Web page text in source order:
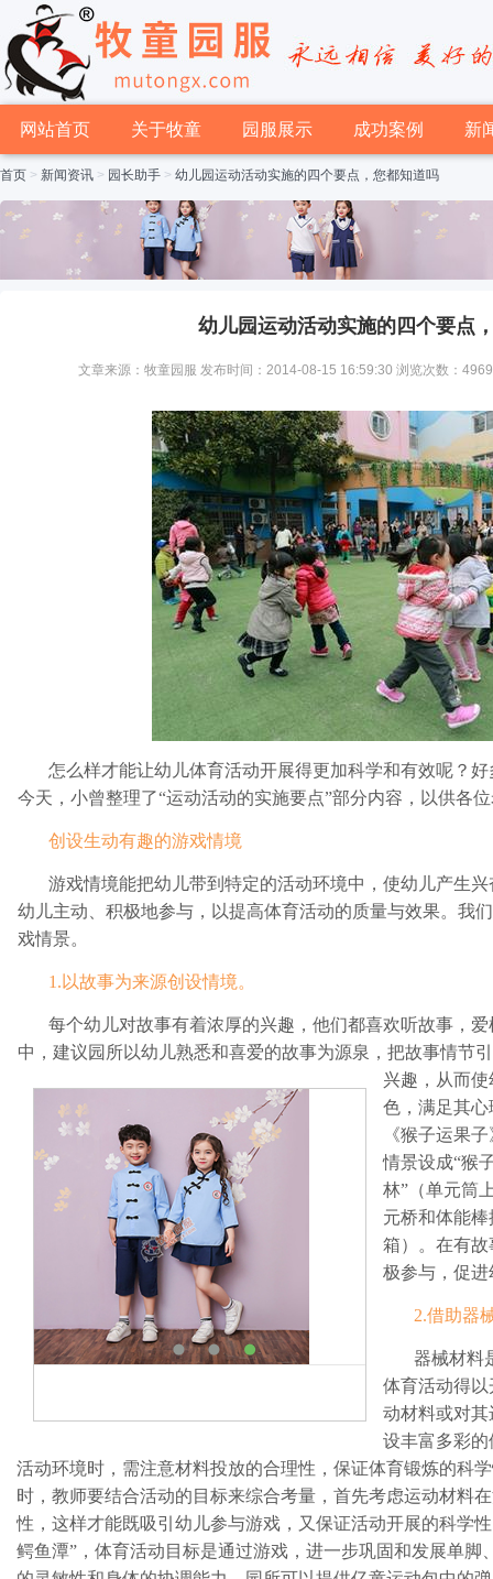
网站首页 关于牧童 园服展示 成功案例 新
首页 > 新闻资讯 > 园长助手 > 幼儿园运动活动实施的四个要点，您都知道吗
幼儿园运动活动实施的四个要点
文章来源：牧童园服 发布时间：2014-08-15 16:59:30 浏览次数：4969
怎么样才能让幼儿体育活动开展得更加科学和有效呢？
今天，小曾整理了“运动活动的实施要点”部分内容，以供各
创设生动有趣的游戏情境
游戏情境能把幼儿带到特定的活动环境中，使幼儿产生
幼儿主动、积极地参与，以提高体育活动的质量与效果。我
戏情景。
1.以故事为来源创设情境。
每个幼儿对故事有着浓厚的兴趣， 他们都喜欢听故事，
中，建议园所以幼儿熟悉和喜爱的故事为源泉，把故事情节
兴趣，从而
色，满足其
《猴子运果
情景设成“猴
林”（单元筒
元桥和体能棒
箱）。在有
极参与，促
2.借助器
器械材料
体育活动得
动材料或对
设丰富多彩
活动环境时，需注意材料投放的合理性，保证体育锻炼的科
时，教师要结合活动的目标来综合考量，首先考虑运动材料
性，这样才能既吸引幼儿参与游戏，又保证活动开展的科学
鳄鱼潭”，体育活动目标是通过游戏，进一步巩固和发展单脚